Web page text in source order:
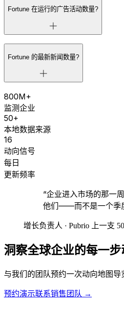
Fortune 在运行的广告活动数量?
Fortune 的最新新闻数量?
800M+
监测企业
50+
本地数据来源
16
动向信号
每日
更新频率
“企业进入市场的那一
他们——而不是一个季
增长负责人 · Pubrio 上一支
洞察全球企业的每一步
与我们的团队预约一次动向地图导
预约演示联系销售团队 →